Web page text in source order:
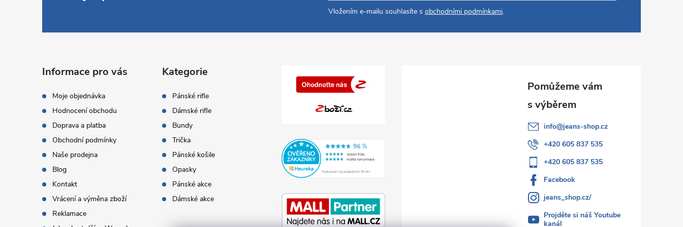
Vložením e-mailu souhlasíte s obchodními podmínkami.
Informace pro vás
Moje objednávka
Hodnocení obchodu
Doprava a platba
Obchodní podmínky
Naše prodejna
Blog
Kontakt
Vrácení a výměna zboží
Reklamace
Kategorie
Pánské rifle
Dámské rifle
Bundy
Trička
Pánské košile
Opasky
Pánské akce
Dámské akce
info@jeans-shop.cz
+420 605 837 535
+420 605 837 535
Facebook
jeans_shop.cz/
Projděte si náš Youtube
kanál